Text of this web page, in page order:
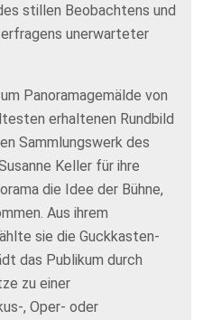
stillen Beobachtens und
unerwarteter
Panoramagemälde von
erhaltenen Rundbild
Sammlungswerk des
Keller für ihre
die Idee der Bühne,
Aus ihrem
sie die Guckkasten-
das Publikum durch
zu einer
, Oper- oder